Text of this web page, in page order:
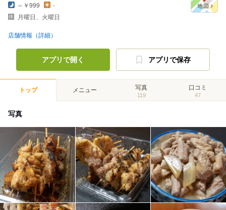
～￥999
-
月曜日、火曜日
店舗情報（詳細）
アプリで開く アプリで保存
トップ メニュー 写真
119
口コミ
47
写真